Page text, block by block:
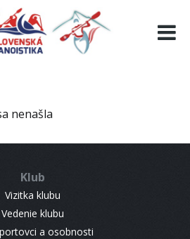
nenašla
Klub
Vizitka klubu
Vedenie klubu
a osobnosti
EURO 19
INFO
RESULTS
CONTACT